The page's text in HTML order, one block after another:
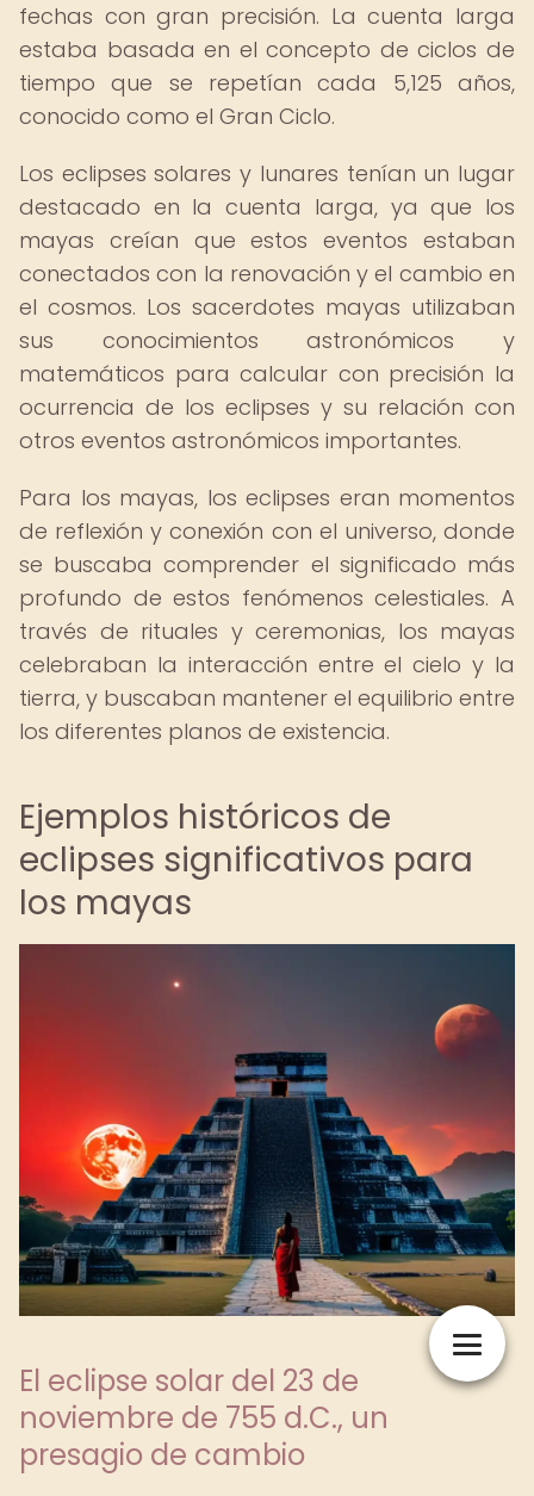
fechas con gran precisión. La cuenta larga
estaba basada en el concepto de ciclos de
tiempo que se repetían cada 5,125 años,
conocido como el Gran Ciclo.
Los eclipses solares y lunares tenían un lugar
destacado en la cuenta larga, ya que los
mayas creían que estos eventos estaban
conectados con la renovación y el cambio en
el cosmos. Los sacerdotes mayas utilizaban
sus conocimientos astronómicos y
matemáticos para calcular con precisión la
ocurrencia de los eclipses y su relación con
otros eventos astronómicos importantes.
Para los mayas, los eclipses eran momentos
de reflexión y conexión con el universo, donde
se buscaba comprender el significado más
profundo de estos fenómenos celestiales. A
través de rituales y ceremonias, los mayas
celebraban la interacción entre el cielo y la
tierra, y buscaban mantener el equilibrio entre
los diferentes planos de existencia.
Ejemplos históricos de
eclipses significativos para
los mayas
El eclipse solar del 23 de
noviembre de 755 d.C., un
presagio de cambio